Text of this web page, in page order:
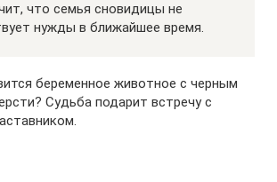
что семья сновидицы не
нужды в ближайшее время.
беременное животное с черным
Судьба подарит встречу с